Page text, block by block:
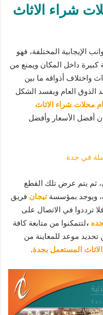
شراء الاثاث
الإيجابية المختلفة، فهو
كبيرة داخل المكان ويمنع من
واختلاف أذواقه ما بين
الذوق العام ويفسد الشكل
محلات شراء الاثاث
أفضل الأسعار وأفضل
في جدة
ثم يتم عرض تلك القطع
ويوجد بمؤسسةتيجان فريق
ترددوا في الاتصال على
،لتتمكنوا من متابعة كافة
موعد للمعاينة من
المستعمل بجدة.